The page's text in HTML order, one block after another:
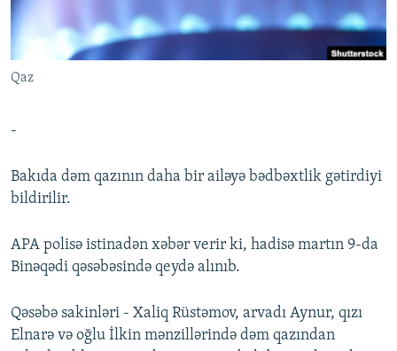
KARIKATURA
AZƏRBAYCAN ƏDƏBIYYATI KITABXANASI
İSLAM VƏ DEMOKRATIYA
İZ - MƏDƏNIYYƏT PROQRAMI
PEŞƏ ETIKASI VƏ JURNALISTIKA STANDARTLARIMIZ
MATERIALLARIMIZDAN ISTIFADƏ
XƏBƏR BÜLLETENLƏRIMIZ
BIZI IZLƏ
Qaz
-
Bakıda dəm qazının daha bir ailəyə bədbəxtlik gətirdiyi
bildirilir.
APA polisə istinadən xəbər verir ki, hadisə martın 9-da
Binəqədi qəsəbəsində qeydə alınıb.
Qəsəbə sakinləri - Xaliq Rüstəmov, arvadı Aynur, qızı
Elnarə və oğlu İlkin mənzillərində dəm qazından